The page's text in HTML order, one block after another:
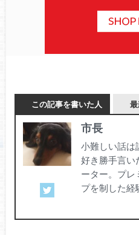
この記事を書いた人
市長
小難しい話は
好き勝手言い
ーター。プレ
プを制した経